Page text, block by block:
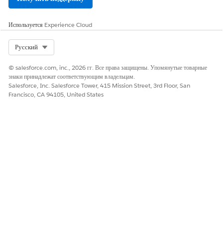
напоминаний
напоминаний
Изменения ссылочного шаблона влияют на все шаблоны,
использующие его
использовании, но не заменяют другие типы действий,
например, потоки или извлекатели
Используется Experience Cloud
Русский
© salesforce.com, inc., 2026 гг. Все права защищены. Упомянутые товарные
знаки принадлежат соответствующим владельцам.
Salesforce, Inc. Salesforce Tower, 415 Mission Street, 3rd Floor, San
Francisco, CA 94105, United States